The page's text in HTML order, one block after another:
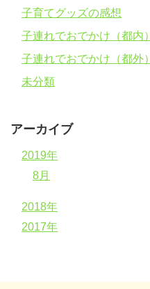
子育てグッズの感想
子連れでおでかけ（都内）
子連れでおでかけ（都外）
未分類
アーカイブ
2019年
8月
2018年
2017年